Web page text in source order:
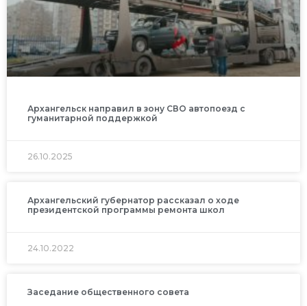
Архангельск направил в зону СВО автопоезд с
гуманитарной поддержкой
26.10.2025
Архангельский губернатор рассказал о ходе
президентской программы ремонта школ
24.10.2022
Заседание общественного совета